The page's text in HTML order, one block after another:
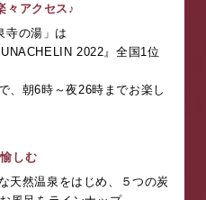
々アクセス ♪
寺の湯」は
2022』全国1 位
、朝6時～夜 26時までお楽し
しむ
天然温泉をはじめ、５つの炭